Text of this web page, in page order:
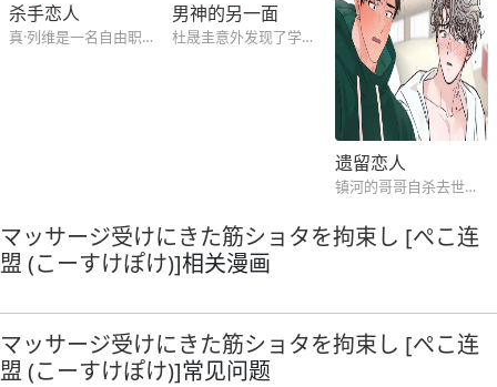
杀手恋人
真·列维是一名自由职业者，平日里有着资助孤儿院，并给那些孩子们寄信的习惯。但是不知何时孤儿院搬走了，他寄的信送到了迈克尔的手中，两人之间的缘分也就此开始了...
男神的另一面
杜晟圭意外发现了学校男神蔡恩恒的另一面，于是被对方给盯上了。但是随着两人的相处，越来越多的尴尬事发生了...
遗留恋人
镇河的哥哥自杀去世后，众人都很悲伤。这时哥哥的朋友过来悼念，并让镇河去他家收拾哥哥的遗物。但是镇河却不知不觉被对方吸引，气氛变得暧昧起来...
マッサージ受けにきた筋ショタを拘束し [ぺこ连
盟 (こーすけぽけ)]相关漫画
マッサージ受けにきた筋ショタを拘束し [ぺこ连
盟 (こーすけぽけ)]常见问题